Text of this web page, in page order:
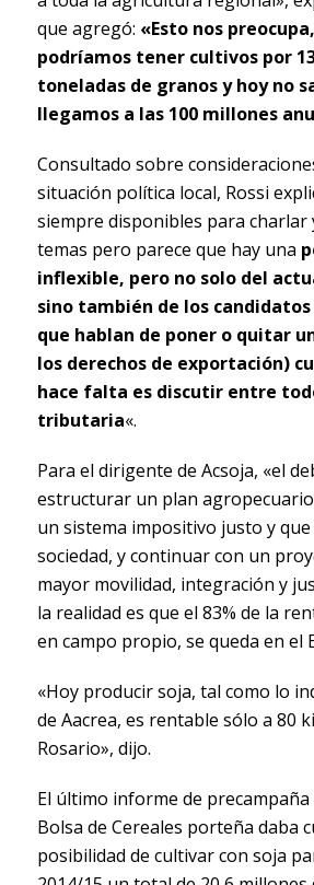
que agregó: «Esto nos
podríamos tener cultivos por
toneladas de granos y hoy no
llegamos a las 100 millones
Consultado sobre
situación política local, Rossi
siempre disponibles para charlar
temas pero parece que hay una
inflexible, pero no solo del
sino también de los
que hablan de poner o quitar
los derechos de exportación)
hace falta es discutir entre
tributaria«.
Para el dirigente de Acsoja, «el
estructurar un plan
un sistema impositivo justo y
sociedad, y continuar con un
mayor movilidad, integración y
la realidad es que el 83% de la
en campo propio, se queda en el
«Hoy producir soja, tal como lo
de Aacrea, es rentable sólo a 80
Rosario», dijo.
El último informe de
Bolsa de Cereales porteña daba
posibilidad de cultivar con soja